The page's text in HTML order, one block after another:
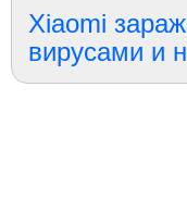
Xiaomi
вирусами и